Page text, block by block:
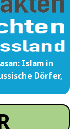
Islam in
Dörfer,